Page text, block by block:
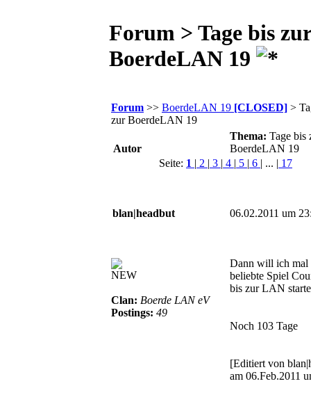
Forum > Tage bis zur
BoerdeLAN 19
Forum >> BoerdeLAN 19 [CLOSED] >
zur BoerdeLAN 19
Autor
Thema: Tage bis
BoerdeLAN 19
Seite: 1 | 2 | 3 | 4 | 5 | 6 | ... | 17
blan|headbut 06.02.2011 um
NEW
Clan: Boerde LAN eV
Postings: 49
Dann will ich mal
beliebte Spiel
bis zur LAN
Noch 103 Tage
[Editiert von
am 06.Feb.2011